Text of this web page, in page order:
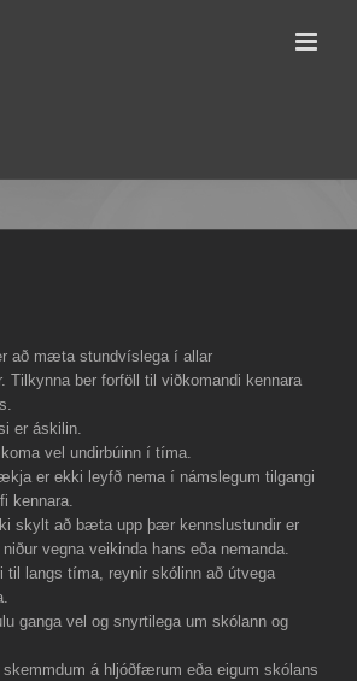
að mæta stundvíslega í allar
Tilkynna ber forföll til viðkomandi kennara
er áskilin.
vel undirbúinn í tíma.
er ekki leyfð nema í námslegum tilgangi
kennara.
skylt að bæta upp þær kennslustundir er
vegna veikinda hans eða nemanda.
til langs tíma, reynir skólinn að útvega
ganga vel og snyrtilega um skólann og
skemmdum á hljóðfærum eða eigum skólans